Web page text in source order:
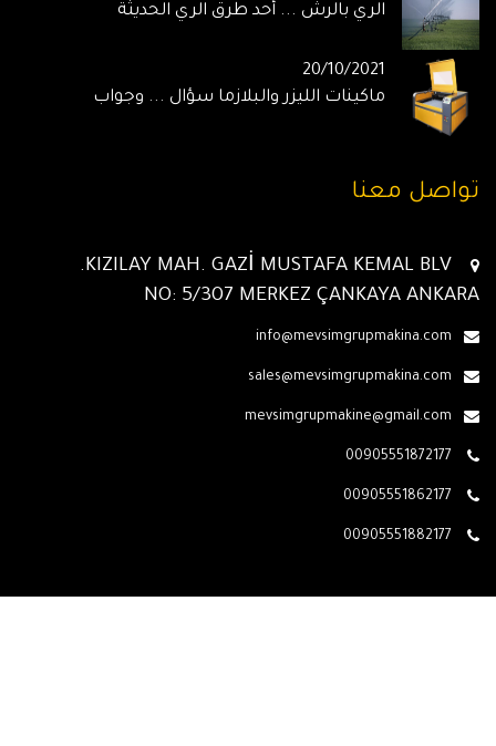
الري بالرش ... أحد طرق الري الحديثة
20/10/2021
ماكينات الليزر والبلازما سؤال ... وجواب
تواصل معنا
KIZILAY MAH. GAZİ MUSTAFA KEMAL BLV.
NO: 5/307 MERKEZ ÇANKAYA ANKARA
info@mevsimgrupmakina.com
sales@mevsimgrupmakina.com
mevsimgrupmakine@gmail.com
00905551872177
00905551862177
00905551882177